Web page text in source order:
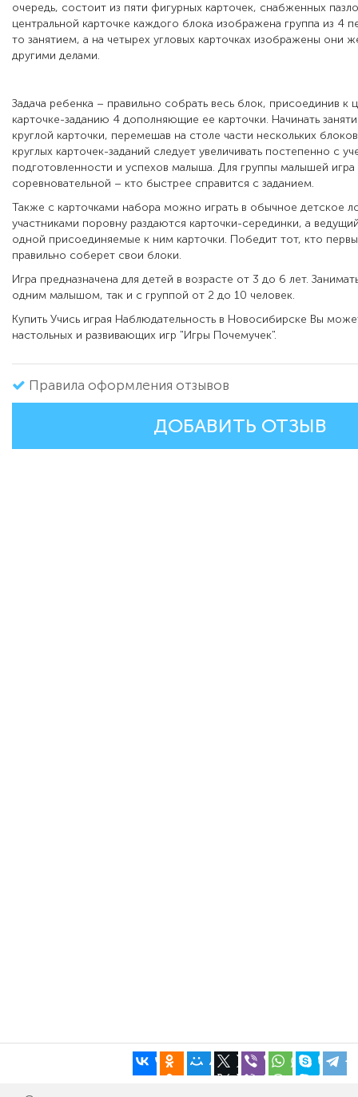
очередь, состоит из пяти фигурных карточек, снабженных
центральной карточке каждого блока изображена группа из 4
то занятием, а на четырех угловых карточках изображены они
другими делами.
Задача ребенка – правильно собрать весь блок, присоединив к
карточке-заданию 4 дополняющие ее карточки. Начинать
круглой карточки, перемешав на столе части нескольких
круглых карточек-заданий следует увеличивать постепенно с
подготовленности и успехов малыша. Для группы малышей
соревновательной – кто быстрее справится с заданием.
Также с карточками набора можно играть в обычное детское
участниками поровну раздаются карточки-серединки, а
одной присоединяемые к ним карточки. Победит тот, кто
правильно соберет свои блоки.
Игра предназначена для детей в возрасте от 3 до 6 лет.
одним малышом, так и с группой от 2 до 10 человек.
Купить Учись играя Наблюдательность в Новосибирске Вы
настольных и развивающих игр "Игры Почемучек".
Правила оформления отзывов
ДОБАВИТЬ ОТЗЫВ